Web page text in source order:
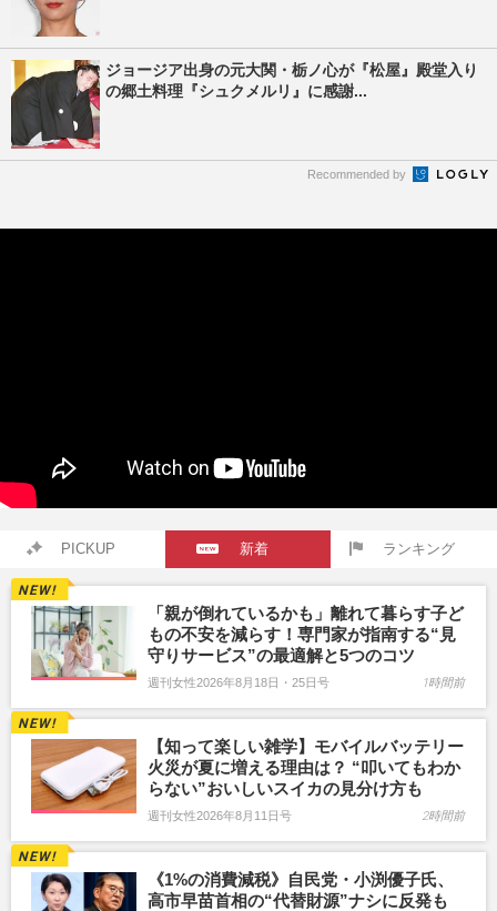
ジョージア出身の元大関・栃ノ心が『松屋』殿堂入り
の郷土料理『シュクメルリ』に感謝...
Recommended by
PICKUP 新着 ランキング
「親が倒れているかも」離れて暮らす子ど
もの不安を減らす！専門家が指南する“見
守りサービス”の最適解と5つのコツ
週刊女性2026年8月18日・25日号 1時間前
【知って楽しい雑学】モバイルバッテリー
火災が夏に増える理由は？ “叩いてもわか
らない”おいしいスイカの見分け方も
週刊女性2026年8月11日号 2時間前
《1%の消費減税》自民党・小渕優子氏、
高市早苗首相の“代替財源”ナシに反発も